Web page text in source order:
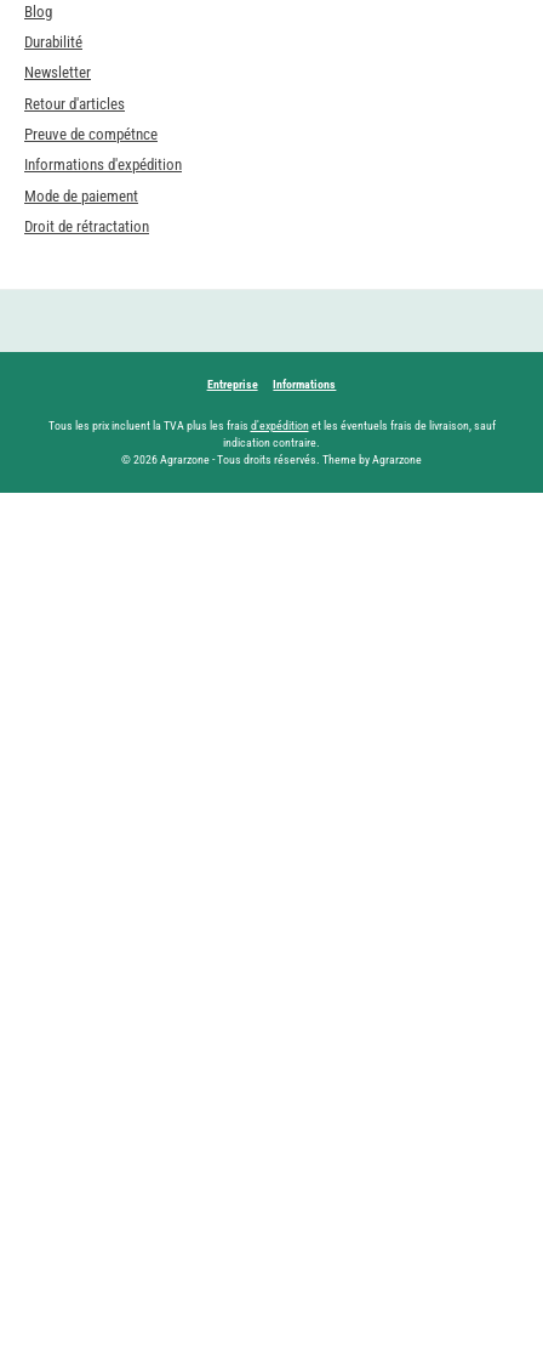
Blog
Durabilité
Newsletter
Retour d'articles
Preuve de compétnce
Informations d'expédition
Mode de paiement
Droit de rétractation
Entreprise Informations
Tous les prix incluent la TVA plus les frais d'expéditionet les éventuels frais de livraison, sauf
indication contraire.
© 2026 Agrarzone - Tous droits réservés. Theme by Agrarzone